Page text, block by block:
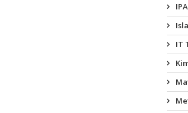
IPA
IT